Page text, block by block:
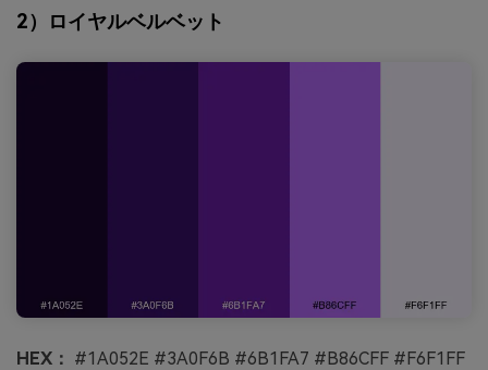
2）ロイヤルベルベット
HEX： #1A052E #3A0F6B #6B1FA7 #B86CFF #F6F1FF